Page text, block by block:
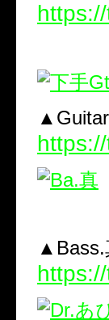
▲Bass.